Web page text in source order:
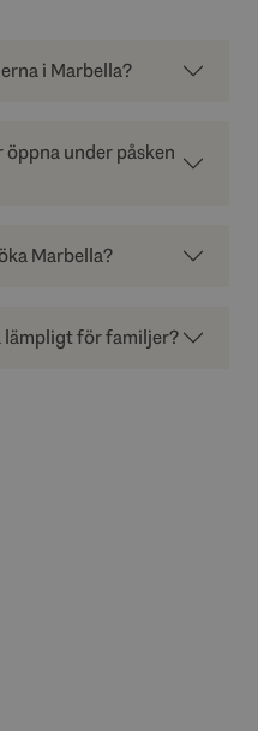
i Marbella?
under påsken
Marbella?
lämpligt för familjer?